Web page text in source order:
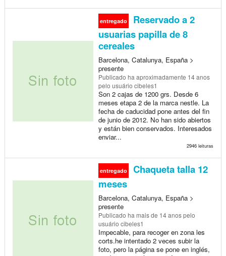
entregado
Reservado a 2
usuarias papilla de 8
cereales
Barcelona, Catalunya, España >
presente
Publicado ha aproximadamente 14 anos
pelo usuário cibeles1
Son 2 cajas de 1200 grs. Desde 6
meses etapa 2 de la marca nestle. La
fecha de caducidad pone antes del fin
de junio de 2012. No han sido abiertos
y están bien conservados. Interesados
enviar...
2946 leituras
entregado
Chaqueta talla 12
meses
Barcelona, Catalunya, España >
presente
Publicado ha mais de 14 anospelo
usuário cibeles1
Impecable, para recoger en zona les
corts.he intentado 2 veces subir la
foto, pero la página se pone en inglés,